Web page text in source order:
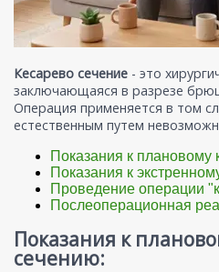
Кесарево сечение - это
заключающаяся в разрезе
Операция применяется в том
естественным путем
Показания к плановому
Показания к
Проведение операции
Послеоперационная
Показания к
сечению: